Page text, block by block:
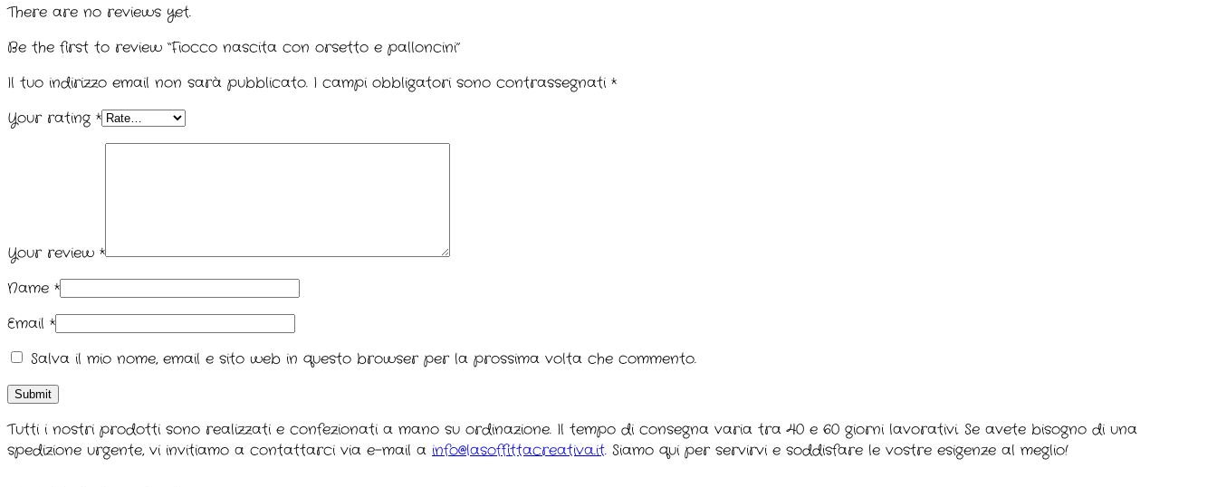
There are no reviews yet.
Be the first to review “Fiocco nascita con orsetto e palloncini”
Il tuo indirizzo email non sarà pubblicato. I campi obbligatori sono contrassegnati *
Your rating *
Your review *
Name *
Email *
Salva il mio nome, email e sito web in questo browser per la prossima volta che commento.
Tutti i nostri prodotti sono realizzati e confezionati a mano su ordinazione. Il tempo di consegna varia tra 40 e 60 giorni lavorativi. Se avete bisogno di una
spedizione urgente, vi invitiamo a contattarci via e-mail a info@lasoffittacreativa.it. Siamo qui per servirvi e soddisfare le vostre esigenze al meglio!